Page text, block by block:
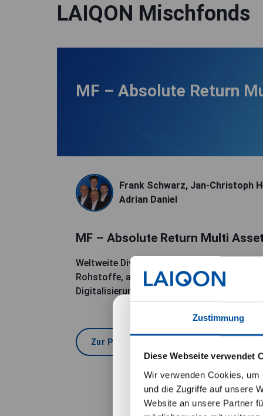
Zustimmung
Diese Webseite verwendet
Wir verwenden Cookies,
und die Zugriffe auf unsere
Website an unsere Partner
LAIQON Mischfonds
MF – Absolute Return
Frank Schwarz, Jan-Christoph
Adrian Daniel
MF – Absolute Return Multi Asset
Weltweite Diversifikation über Aktien,
Rohstoffe, ausgerichtet auf langfristige
Digitalisierung, Automatisierung und
Zur ProduktseiteWichtige
Ich habe
Die